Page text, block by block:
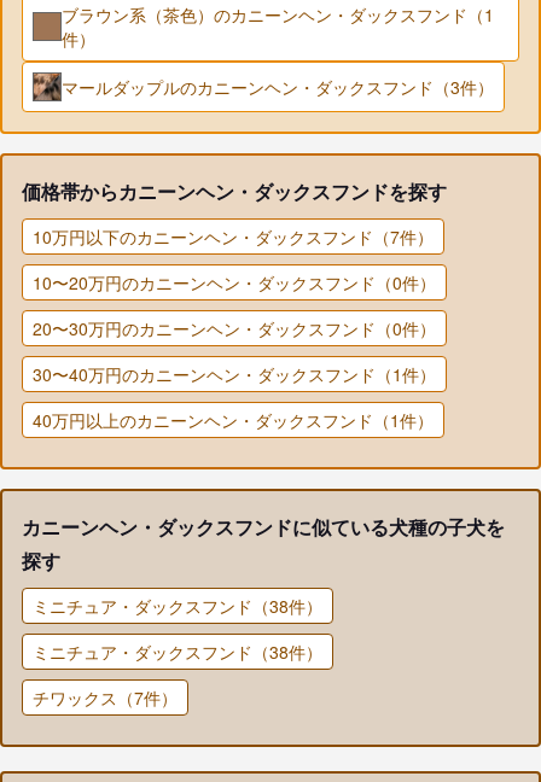
ブラウン系（茶色）のカニーンヘン・ダックスフンド（1
件）
マールダップルのカニーンヘン・ダックスフンド（3件）
価格帯からカニーンヘン・ダックスフンドを探す
10万円以下のカニーンヘン・ダックスフンド（7件）
10〜20万円のカニーンヘン・ダックスフンド（0件）
20〜30万円のカニーンヘン・ダックスフンド（0件）
30〜40万円のカニーンヘン・ダックスフンド（1件）
40万円以上のカニーンヘン・ダックスフンド（1件）
カニーンヘン・ダックスフンドに似ている犬種の子犬を
探す
ミニチュア・ダックスフンド（38件）
ミニチュア・ダックスフンド（38件）
チワックス（7件）